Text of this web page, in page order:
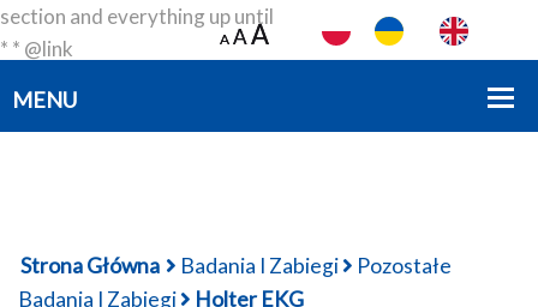
section and everything up until
* * @link
files/#template-partials * * @package smartdev */?>
A AA
A AA
Strona Główna Badania I Zabiegi
Pozostałe
Badania I Zabiegi
Holter EKG